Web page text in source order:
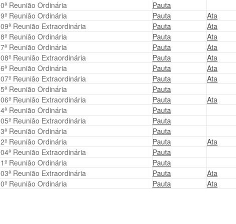
Reunião Ordinária
Pauta
Reunião Ordinária Pauta
Ata
Reunião Extraordinária Pauta
Ata
Reunião Ordinária Pauta
Ata
Reunião Ordinária Pauta
Ata
Reunião Extraordinária Pauta
Ata
Reunião Ordinária Pauta
Ata
Reunião Extraordinária Pauta
Ata
Reunião Ordinária
Pauta
Reunião Extraordinária Pauta
Ata
Reunião Ordinária
Pauta
Reunião Extraordinária
Pauta
Reunião Ordinária
Pauta
Reunião Ordinária Pauta
Ata
Reunião Extraordinária
Pauta
Reunião Ordinária
Pauta
Reunião Extraordinária Pauta
Ata
Reunião Ordinária Pauta Ata